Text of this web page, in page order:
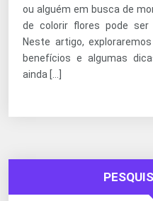
ou alguém em busca de
de colorir flores pode ser
Neste artigo,
benefícios e algumas
ainda […]